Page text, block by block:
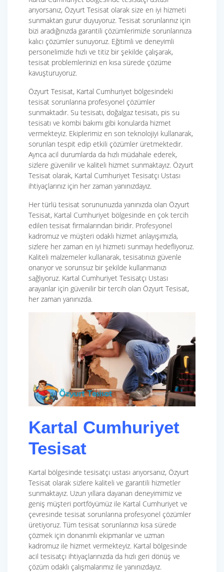
arıyorsanız, Özyurt Tesisat olarak size en iyi hizmeti
sunmaktan gurur duyuyoruz. Tesisat sorunlarınız için
bizi aradığınızda garantili çözümlerimizle sorunlarınıza
kalıcı çözümler sunuyoruz. Eğitimli ve deneyimli
personelimizle hızlı ve titiz bir şekilde çalışarak,
tesisat problemlerinizi en kısa sürede çözüme
kavuşturuyoruz.
Özyurt Tesisat, Kartal Cumhuriyet bölgesindeki
tesisat sorunlarına profesyonel çözümler
sunmaktadır. Su tesisatı, doğalgaz tesisatı, pis su
tesisatı ve kombi bakımı gibi konularda hizmet
vermekteyiz. Ekiplerimiz en son teknolojiyi kullanarak,
sorunları tespit edip etkili çözümler üretmektedir.
Ayrıca acil durumlarda da hızlı müdahale ederek,
sizlere güvenilir ve kaliteli hizmet sunmaktayız. Özyurt
Tesisat olarak, Kartal Cumhuriyet Tesisatçı Ustası
ihtiyaçlarınız için her zaman yanınızdayız.
Her türlü tesisat sorununuzda yanınızda olan Özyurt
Tesisat, Kartal Cumhuriyet bölgesinde en çok tercih
edilen tesisat firmalarından biridir. Profesyonel
kadromuz ve müşteri odaklı hizmet anlayışımızla,
sizlere her zaman en iyi hizmeti sunmayı hedefliyoruz.
Kaliteli malzemeler kullanarak, tesisatınızı güvenle
onarıyor ve sorunsuz bir şekilde kullanmanızı
sağlıyoruz. Kartal Cumhuriyet Tesisatçı Ustası
arayanlar için güvenilir bir tercih olan Özyurt Tesisat,
her zaman yanınızda.
Kartal Cumhuriyet
Tesisat
Kartal bölgesinde tesisatçı ustası arıyorsanız, Özyurt
Tesisat olarak sizlere kaliteli ve garantili hizmetler
sunmaktayız. Uzun yıllara dayanan deneyimimiz ve
geniş müşteri portföyümüz ile Kartal Cumhuriyet ve
çevresinde tesisat sorunlarına profesyonel çözümler
üretiyoruz. Tüm tesisat sorunlarınızı kısa sürede
çözmek için donanımlı ekipmanlar ve uzman
kadromuz ile hizmet vermekteyiz. Kartal bölgesinde
acil tesisatçı ihtiyaçlarınızda da hızlı geri dönüş ve
çözüm odaklı çalışmalarımız ile yanınızdayız.